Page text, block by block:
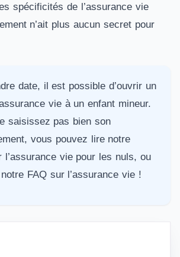
spécificités de l’assurance vie
n’ait plus aucun secret pour
date, il est possible d’ouvrir un
vie à un enfant mineur.
saisissez pas bien son
vous pouvez lire notre
l’assurance vie pour les nuls, ou
FAQ sur l’assurance vie !